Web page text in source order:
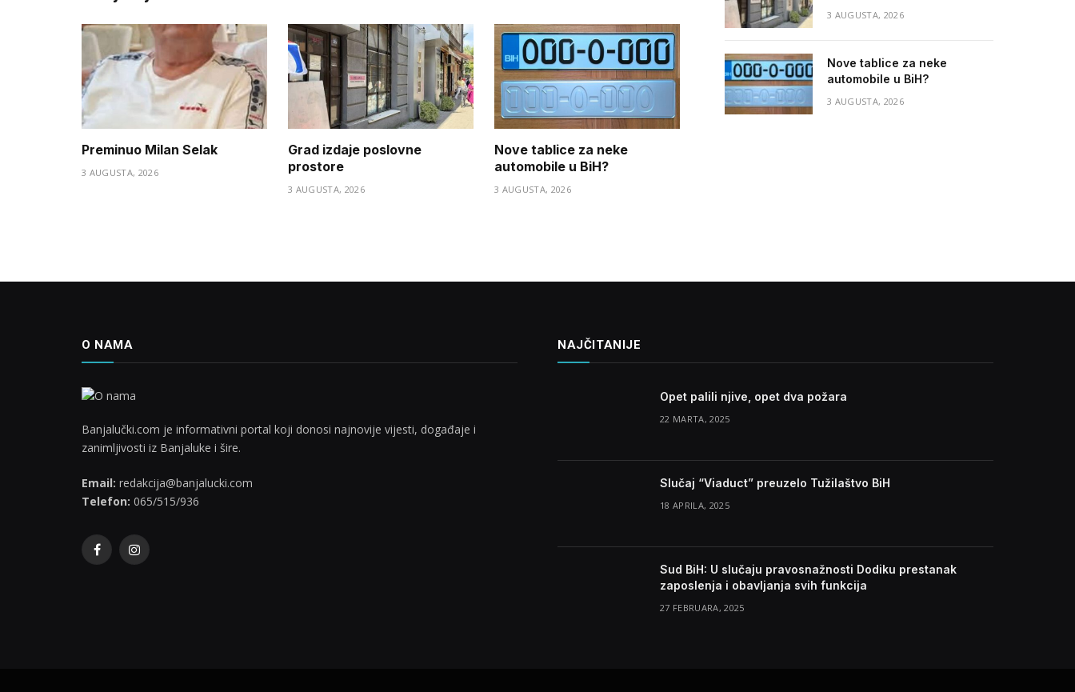
Preminuo Milan Selak
3 AUGUSTA, 2026
Grad izdaje poslovne
prostore
3 AUGUSTA, 2026
Nove tablice za neke
automobile u BiH?
3 AUGUSTA, 2026
3 AUGUSTA, 2026
Nove tablice za neke
automobile u BiH?
3 AUGUSTA, 2026
O NAMA
Banjalučki.com je informativni portal koji donosi najnovije vijesti, događaje i
zanimljivosti iz Banjaluke i šire.
Email: redakcija@banjalucki.com
Telefon: 065/515/936
FacebookInstagram
NAJČITANIJE
Opet palili njive, opet dva požara
22 MARTA, 2025
Slučaj “Viaduct” preuzelo Tužilaštvo BiH
18 APRILA, 2025
Sud BiH: U slučaju pravosnažnosti Dodiku prestanak
zaposlenja i obavljanja svih funkcija
27 FEBRUARA, 2025